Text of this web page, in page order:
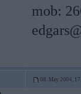
mob:
08. May 2004,